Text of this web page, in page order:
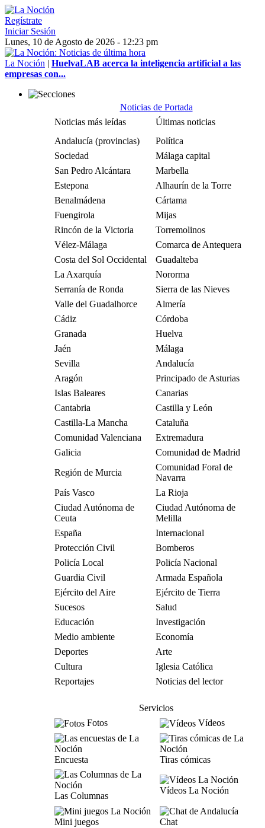
Regístrate
Iniciar Sesión
Lunes, 10 de Agosto de 2026 - 12:23 pm
La Noción | HuelvaLAB acerca la inteligencia artificial a las
empresas con...
Noticias de Portada
Noticias más leídas
Últimas noticias
Andalucía (provincias)
Política
Sociedad
Málaga capital
San Pedro Alcántara
Marbella
Estepona
Alhaurín de la Torre
Benalmádena
Cártama
Fuengirola
Mijas
Rincón de la Victoria
Torremolinos
Vélez-Málaga
Comarca de Antequera
Costa del Sol Occidental
Guadalteba
La Axarquía
Nororma
Serranía de Ronda
Sierra de las Nieves
Valle del Guadalhorce
Almería
Cádiz
Córdoba
Granada
Huelva
Jaén
Málaga
Sevilla
Andalucía
Aragón
Principado de Asturias
Islas Baleares
Canarias
Cantabria
Castilla y León
Castilla-La Mancha
Cataluña
Comunidad Valenciana
Extremadura
Galicia
Comunidad de Madrid
Región de Murcia
Comunidad Foral de
Navarra
País Vasco
La Rioja
Ciudad Autónoma de
Ceuta
Ciudad Autónoma de
Melilla
España
Internacional
Protección Civil
Bomberos
Policía Local
Policía Nacional
Guardia Civil
Armada Española
Ejército del Aire
Ejército de Tierra
Sucesos
Salud
Educación
Investigación
Medio ambiente
Economía
Deportes
Arte
Cultura
Iglesia Católica
Reportajes
Noticias del lector
Servicios
Fotos
Vídeos
Encuesta Tiras cómicas
Las Columnas
Vídeos La Noción
Mini juegos
Chat